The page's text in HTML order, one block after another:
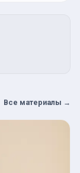
Все материалы →